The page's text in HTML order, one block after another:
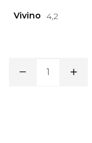
Vivino 4,2